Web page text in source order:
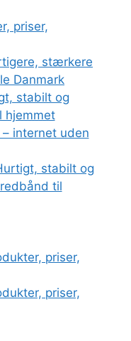
priser,
stærkere
Danmark
stabilt og
hjemmet
internet uden
stabilt og
til
priser,
priser,